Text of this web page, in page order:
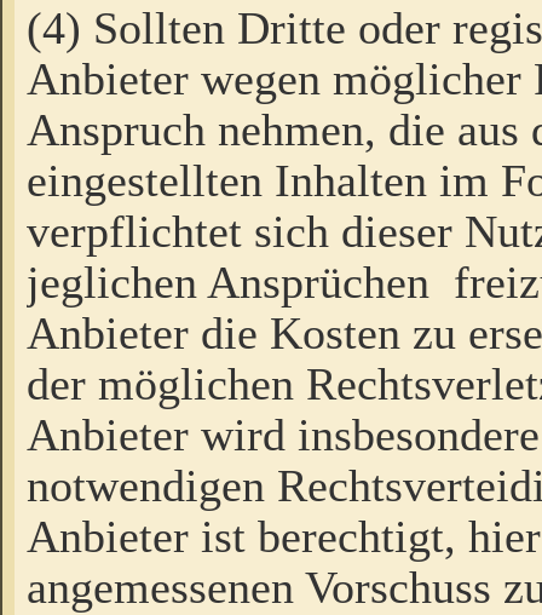
(4) Sollten Dritte oder
Anbieter wegen möglicher
Anspruch nehmen, die
eingestellten Inhalten im
verpflichtet sich dieser
jeglichen Ansprüchen
Anbieter die Kosten zu
der möglichen
Anbieter wird
notwendigen
Anbieter ist berechtigt,
angemessenen Vorschuss